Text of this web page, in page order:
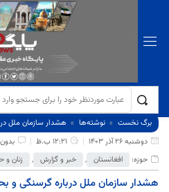
برگ نخست نوشته‌ها
هشدار سازمان ملل
دوشنبه 26 آذر 1403
12:21 ب.ظ
حوزه:
افغانستان , خبر و گزارش , زنان و
هشدار سازمان ملل درباره گرسنگی و